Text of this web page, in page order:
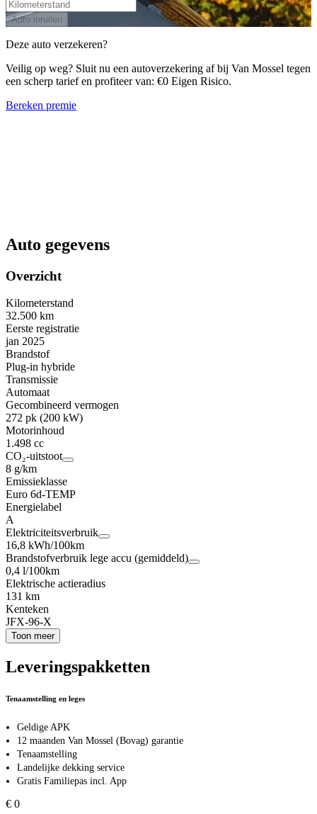
Auto inruilen
Deze auto verzekeren?
Veilig op weg? Sluit nu een autoverzekering af bij Van Mossel tegen
een scherp tarief en profiteer van: €0 Eigen Risico.
Bereken premie
Auto gegevens
Overzicht
Kilometerstand
32.500 km
Eerste registratie
jan 2025
Brandstof
Plug-in hybride
Transmissie
Automaat
Gecombineerd vermogen
272 pk (200 kW)
Motorinhoud
1.498 cc
CO₂-uitstoot
8 g/km
Emissieklasse
Euro 6d-TEMP
Energielabel
A
Elektriciteitsverbruik
16,8 kWh/100km
Brandstofverbruik lege accu (gemiddeld)
0,4 l/100km
Elektrische actieradius
131 km
Kenteken
JFX-96-X
Toon meer
Leveringspakketten
Tenaamstelling en leges
Geldige APK
12 maanden Van Mossel (Bovag) garantie
Tenaamstelling
Landelijke dekking service
Gratis Familiepas incl. App
€ 0